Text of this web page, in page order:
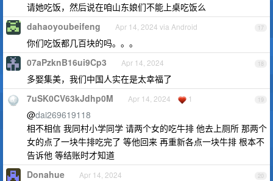
请她吃饭，然后说在咱山东娘们不能上桌吃饭么
17
dahaoyoubeifeng Apr 14, 2024 via Android
你们吃饭都几百块的吗。。。
18
07aPzknB16ui9Cp3 Apr 14, 2024
多娶集美，我们中国人实在是太幸福了
19
7uSK0CV63kJdhp0M Apr 14, 2024 1
@dai269619118
相不相信 我同村小学同学 请两个女的吃牛排 他去上厕所 那两个
女的点了一块牛排吃完了 等他回来 再重新各点一块牛排 根本不
告诉他 等结账时才知道
20
Donahue Apr 14, 2024